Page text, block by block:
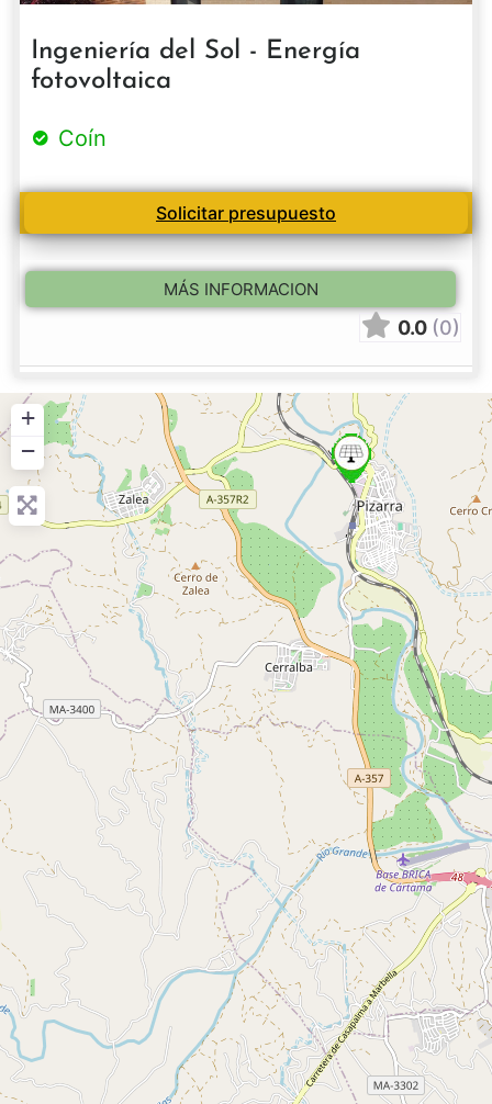
Ingeniería del Sol - Energía
fotovoltaica
Coín
Solicitar presupuesto
MÁS INFORMACION
0.0 (0)
+
−